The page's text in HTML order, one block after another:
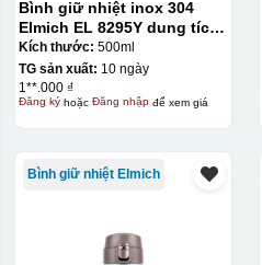
Bình giữ nhiệt inox 304
Elmich EL 8295Y dung tích
500ml
Kích thước: 500ml
TG sản xuất: 10 ngày
1**.000 ₫
Đăng kýhoặc Đăng nhậpđể xem giá
Bình giữ nhiệt Elmich